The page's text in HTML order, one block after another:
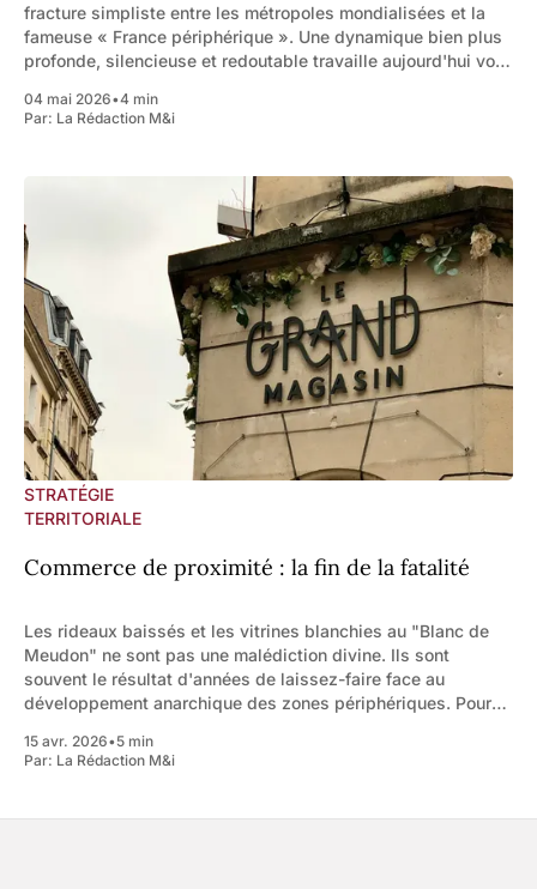
fracture simpliste entre les métropoles mondialisées et la
fameuse « France périphérique ». Une dynamique bien plus
profonde, silencieuse et redoutable travaille aujourd'hui vos
l'espace, du logement et
04 mai 2026•4 min
Par: La Rédaction M&i
STRATÉGIE
TERRITORIALE
Commerce de proximité : la fin de la fatalité
Les rideaux baissés et les vitrines blanchies au "Blanc de
Meudon" ne sont pas une malédiction divine. Ils sont
souvent le résultat d'années de laissez-faire face au
développement anarchique des zones périphériques. Pour
doit
15 avr. 2026•5 min
Par: La Rédaction M&i